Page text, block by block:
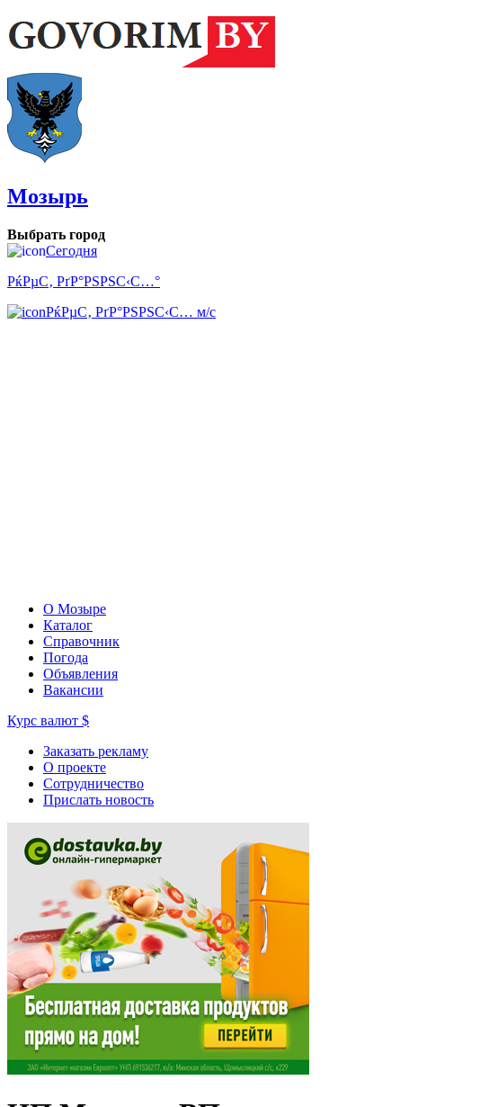
Мозырь
Выбрать город
Сегодня
РќРµС‚ РґР°РЅРЅС‹С…°
РќРµС‚ РґР°РЅРЅС‹С… м/с
О Мозыре
Каталог
Справочник
Погода
Объявления
Вакансии
Курс валют $
Заказать рекламу
О проекте
Сотрудничество
Прислать новость